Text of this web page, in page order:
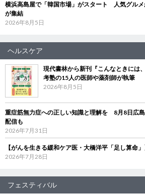
横浜高島屋で「韓国市場」がスタート 人気グル
が集結
2026年8月5日
ヘルスケア
現代書林から新刊『こんなときに
考塾の15人の医師や薬剤師が執筆
2026年8月5日
重症筋無力症への正しい知識と理解を 8月8日広
配信も
2026年7月31日
【がんを生きる緩和ケア医・大橋洋平「足し算命
2026年7月28日
フェスティバル